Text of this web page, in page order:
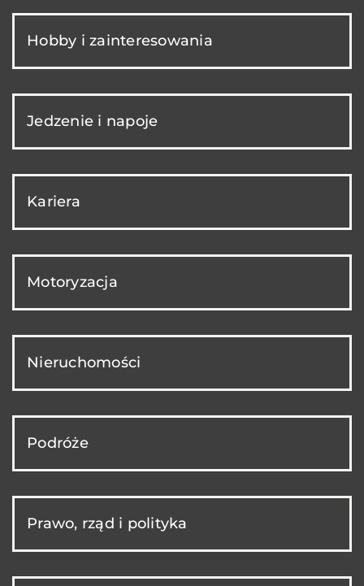
Hobby i zainteresowania
Jedzenie i napoje
Kariera
Motoryzacja
Nieruchomości
Podróże
Prawo, rząd i polityka